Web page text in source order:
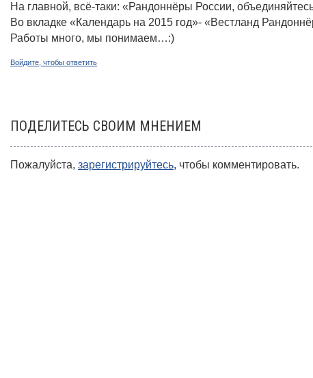
На главной, всё-таки: «Рандоннёры России,
Во вкладке «Календарь на 2015 год»- «Вестланд
Работы много, мы понимаем…:)
Войдите, чтобы ответить
ПОДЕЛИТЕСЬ СВОИМ МНЕНИЕМ
Пожалуйста,зарегистрируйтесь, чтобы комментировать.